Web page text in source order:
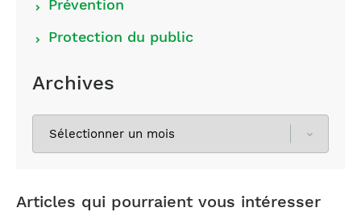
Prévention
Protection du public
Archives
Articles qui pourraient vous intéresser